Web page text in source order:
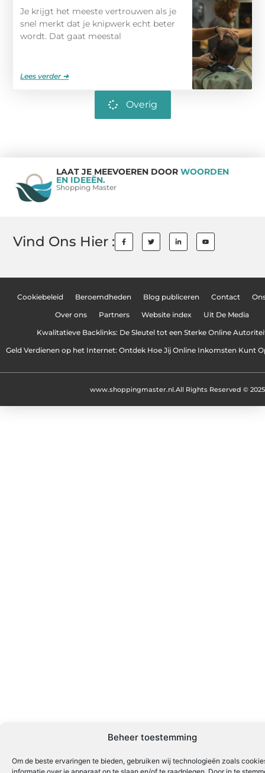
Beheer toestemming
Om de beste ervaringen te bieden, gebruiken wij technologieën zoals
Je krijgt het meeste vertrouwen als je
snel merkt dat je knipwerk echt beter
wordt. Dat gaat meestal
Lees verder ➜
Overig
LAAT JE MEEVOEREN DOOR WOORDEN
EN IDEEËN.
Shopping Master
Vind Ons Hier :
Cookiebeleid Beroemdheden Blog publiceren Contact
Over ons Partners Website index Uit De Media
Kwalitatieve Backlinks: De Sleutel tot een Sterke Online
Geld Verdienen op het Internet: Ontdek Hoe Jij Online Inkomsten Kunt
All Rights Reserved © 2025
www.shoppingmaster.nl.